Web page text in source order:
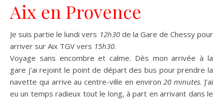
Aix en Provence
Je suis partie le lundi vers 12h30de la Gare de Chessy pour
arriver sur Aix TGV vers 15h30.
Voyage sans encombre et calme. Dès mon arrivée à la
gare j’ai rejoint le point de départ des bus pour prendre la
navette qui arrive au centre-ville en environ20 minutes. J’ai
eu un temps radieux tout le long, à part en arrivant dans le